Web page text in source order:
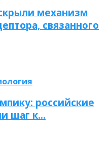
механизм
связанного
российские
шаг к…